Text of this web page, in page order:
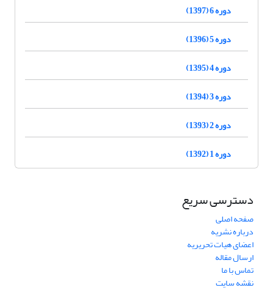
دوره 6 (1397)
دوره 5 (1396)
دوره 4 (1395)
دوره 3 (1394)
دوره 2 (1393)
دوره 1 (1392)
دسترسی سریع
صفحه اصلی
درباره نشریه
اعضای هیات تحریریه
ارسال مقاله
تماس با ما
نقشه سایت